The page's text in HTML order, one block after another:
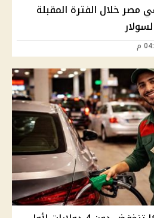
مصر خلال الفترة المقبلة